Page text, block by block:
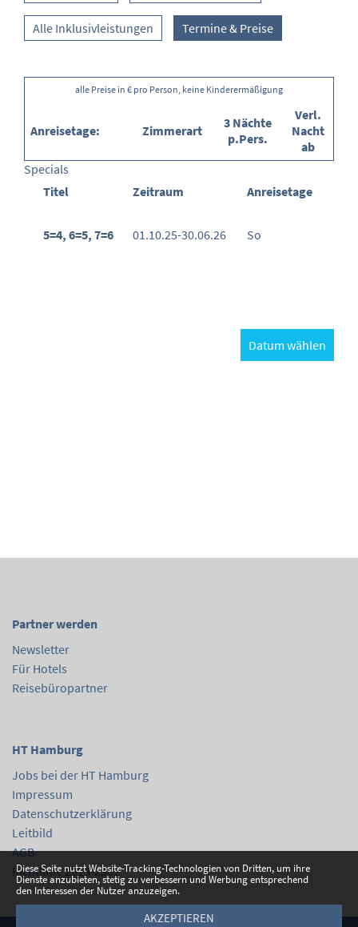
Alle Inklusivleistungen Termine & Preise
alle Preise in € pro Person, keine Kinderermäßigung
Anreisetage: Zimmerart
3 Nächte
p.Pers.
Verl.
Nacht
ab
Specials
Titel
Zeitraum Anreisetage
5=4, 6=5, 7=6 01.10.25-30.06.26 So
Datum wählen
Partner werden
Newsletter
Für Hotels
Reisebüropartner
HT Hamburg
Jobs bei der HT Hamburg
Impressum
Datenschutzerklärung
Leitbild
AGB
Richtlinie 2015-2302
Diese Seite nutzt Website-Tracking-Technologien von Dritten, um ihre
Dienste anzubieten, stetig zu verbessern und Werbung entsprechend
den Interessen der Nutzer anzuzeigen.
AKZEPTIEREN